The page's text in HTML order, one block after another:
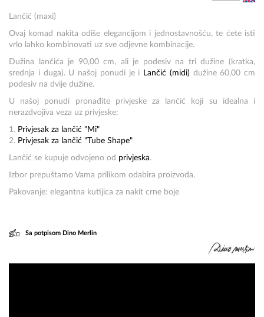
Lančić (maxi)
Ovaj komad nakita odiše elegancijom i jednostavnošću, te ćete isti
vrlo lahko kombinovati uz sve odjevne kombinacije.
Dužina lančića je 90,00 cm, ali je podesiv na tri dužine (kratka,
srednja i duga). U našoj ponudi je i Lančić (midi) dužine 60,00 cm
podesiv na dvije dužine.
U našoj ponudi pronađite privjeske za lančić koji su idealna i
nerazdvojiva veza uz privjeske:
1. Privjesak za lančić "Mi"
2. Privjesak za lančić "Tube Shape"
Lančić se kupuje odvojeno od privjeska.
Izbor prepuštamo Vama prilikom odabira proizvoda.
Pakovanje: elegantna kutijica za nakit crne boje
Sa potpisom Dino Merlin